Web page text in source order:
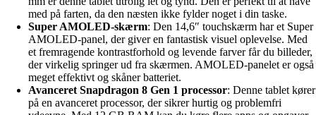
med på farten, da den næsten ikke fylder noget i din taske.
Super AMOLED-skærm: Den 14,6″ touchskærm har et Super
AMOLED-panel, der giver en fantastisk visuel oplevelse. Med
et fremragende kontrastforhold og levende farver får du billeder,
der virkelig springer ud fra skærmen. AMOLED-panelet er også
meget effektivt og skåner batteriet.
Avanceret Snapdragon 8 Gen 1 processor: Denne tablet kører
på en avanceret processor, der sikrer hurtig og problemfri